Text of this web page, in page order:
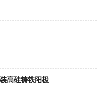
高硅铸铁阳极